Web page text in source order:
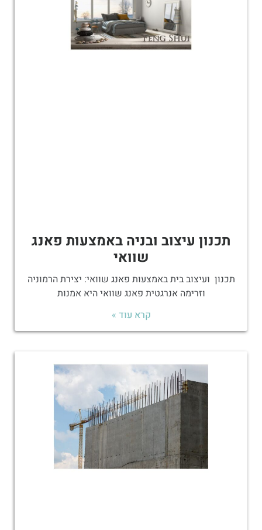
תכנון עיצוב ובניה באמצעות פאנג
שוואי
תכנון ועיצוב בית באמצעות פאנג שוואי: יצירת הרמוניה
וזרימה אנרגטית פאנג שוואי היא אמנות
קרא עוד »